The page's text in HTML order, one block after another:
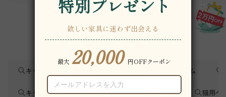
2WAY【色カスタマイ
キャットタワー 突っ張り キャットタワー スリム
キャットタワー おしゃれ キャットタワー 猫用ベ